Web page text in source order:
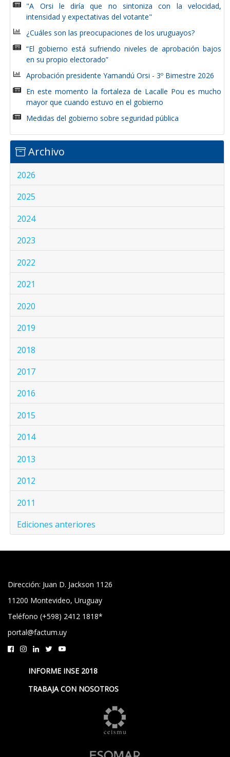
"A Orsi le diría que no sintoniza con la velocidad,
intensidad y expectativas del votante"
¿Cuáles son las preocupaciones de los uruguayos?
“El gobierno está sufriendo niveles de aprobación bajos
en su propio electorado”
Aprobación presidente Yamandú Orsi - 3º Bimestre 2026
En este momento la fortaleza de Lacalle Pou es mucho
mayor que cuando estuvo en el gobierno
Medidas del gobierno sobre seguridad pública
Archivo
2026
2025
2024
2023
2022
2021
2020
2019
2018
2017
2016
2015
2014
2013
2012
2011
Ediciones anteriores
Dirección: Juan D. Jackson 1126
11200 Montevideo, Uruguay
Teléfono (+598) 2412 1818*
portal@factum.uy
INFORME INSE 2018
TRABAJA CON NOSOTROS